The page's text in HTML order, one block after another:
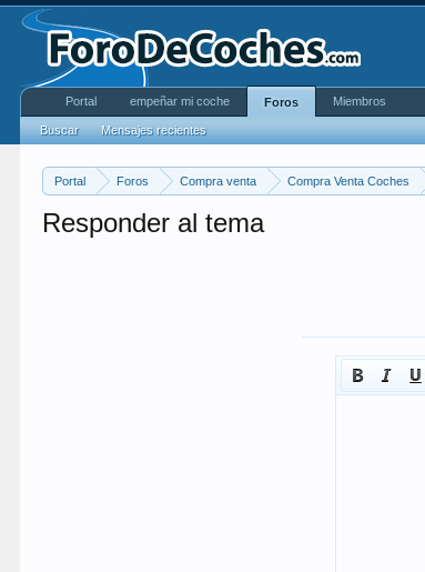
Portal Foros Compra venta Compra Venta Coches
Responder al tema
Portal empeñar mi coche Foros
Buscar Mensajes recientes
Miembros